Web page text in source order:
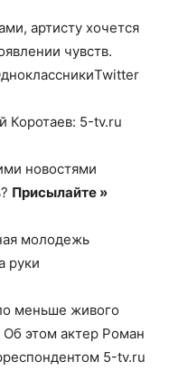
артисту хочется
чувств.
5-tv.ru
новостями
Присылайте »
молодежь
руки
меньше живого
этом актер Роман
5-tv.ru